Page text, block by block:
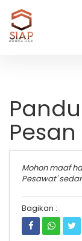
Mohon maaf
Pesawat'
Bagikan :